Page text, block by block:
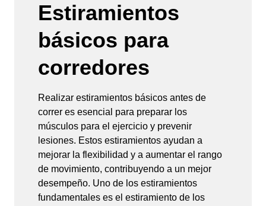
Estiramientos
básicos para
corredores
Realizar estiramientos básicos antes de
correr es esencial para preparar los
músculos para el ejercicio y prevenir
lesiones. Estos estiramientos ayudan a
mejorar la flexibilidad y a aumentar el rango
de movimiento, contribuyendo a un mejor
desempeño. Uno de los estiramientos
fundamentales es el estiramiento de los